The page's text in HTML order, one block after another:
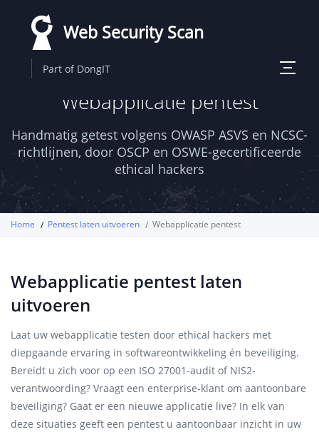
Overslaan
Web Security Scan
Part of DongIT
Toggle
Webapplicatie pentest
Handmatig getest volgens OWASP ASVS en NCSC-
richtlijnen, door OSCP en OSWE-gecertificeerde
ethical hackers
Home Pentest laten uitvoeren Webapplicatie pentest
Webapplicatie pentest laten
uitvoeren
Laat uw webapplicatie testen door ethical hackers met
diepgaande ervaring in softwareontwikkeling én beveiliging.
Bereidt u zich voor op een ISO 27001-audit of NIS2-
verantwoording? Vraagt een enterprise-klant om aantoonbare
beveiliging? Gaat er een nieuwe applicatie live? In elk van
deze situaties geeft een pentest u aantoonbaar inzicht in uw